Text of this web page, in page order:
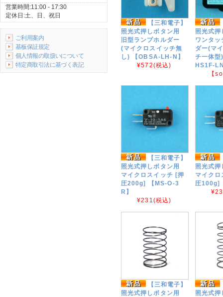
営業時間:11:00 - 17:30
定休日:土、日、祝日
ご利用案内
基板保証規定
個人情報の取扱いについて
特定商取引法に基づく表記
【三和電子】
照光式押しボタン用
旧型ランプホルダー
(マイクロスイッチ無
し) 【OBSA-LH-N】
¥572(税込)
照光式押
ワンタッ
ダー(マ
チ一体
HS1F-
【
【三和電子】
照光式押しボタン用
マイクロスイッチ [押
圧200g] 【MS-O-3
R】
¥231 (税込)
照光式押
マイク
圧100g]
【三和電子】
照光式押しボタン用
照光式押